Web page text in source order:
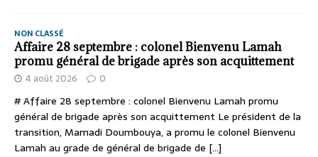
NON CLASSÉ
Affaire 28 septembre : colonel Bienvenu Lamah
promu général de brigade après son acquittement
4 août 2026 0
# Affaire 28 septembre : colonel Bienvenu Lamah promu
général de brigade après son acquittement Le président de la
transition, Mamadi Doumbouya, a promu le colonel Bienvenu
Lamah au grade de général de brigade de [...]